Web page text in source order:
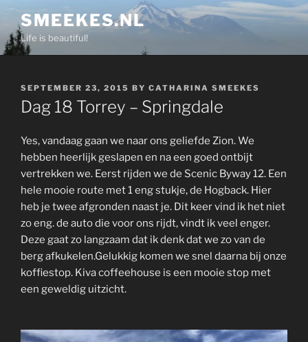
content
SMEEKES.NL
Life is beautiful!
POSTED
ON
SEPTEMBER 23, 2015 BY CATHARINA SMEEKES
Dag 18 Torrey – Springdale
Yes, vandaag gaan we naar ons geliefde Zion. We
hebben heerlijk geslapen en na een goed ontbijt
vertrekken we. Eerst rijden we de Scenic Byway 12. Een
hele mooie route met 1 eng stukje, de Hogback. Hier
heb je twee afgronden naast je. Dit keer vind ik het niet
zo eng. de auto die voor ons rijdt, vindt ik veel enger.
Deze gaat zo langzaam dat ik denk dat we zo van de
berg afkukelen.Gelukkig komen we snel daarna bij onze
koffiestop. Kiva coffeehouse is een mooie stop met
een geweldig uitzicht.